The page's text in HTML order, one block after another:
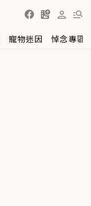
寵物迷因 悼念專區